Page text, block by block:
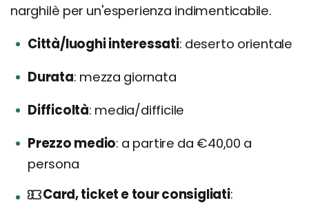
narghilè per un'esperienza indimenticabile.
Città/luoghi interessati deserto orientale
Durata mezza giornata
Difficoltà media/difficile
Prezzo medio a partire da €40,00 a
persona
Card, ticket e tour consigliati